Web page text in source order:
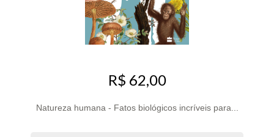
R$ 62,00
Natureza humana - Fatos biológicos incríveis para...